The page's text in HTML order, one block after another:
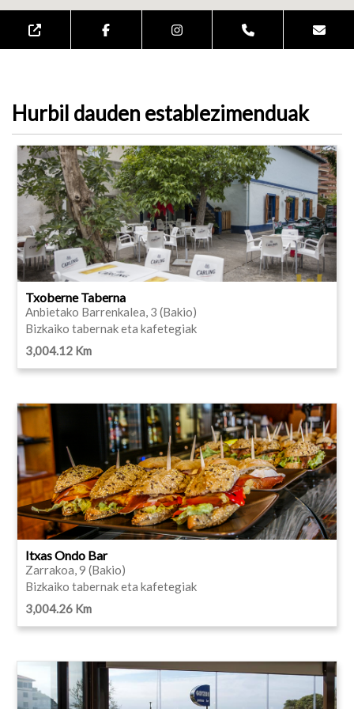
Hurbil dauden establezimenduak
Txoberne Taberna
Anbietako Barrenkalea, 3 (Bakio)
Bizkaiko tabernak eta kafetegiak
3,004.12 Km
Itxas Ondo Bar
Zarrakoa, 9 (Bakio)
Bizkaiko tabernak eta kafetegiak
3,004.26 Km